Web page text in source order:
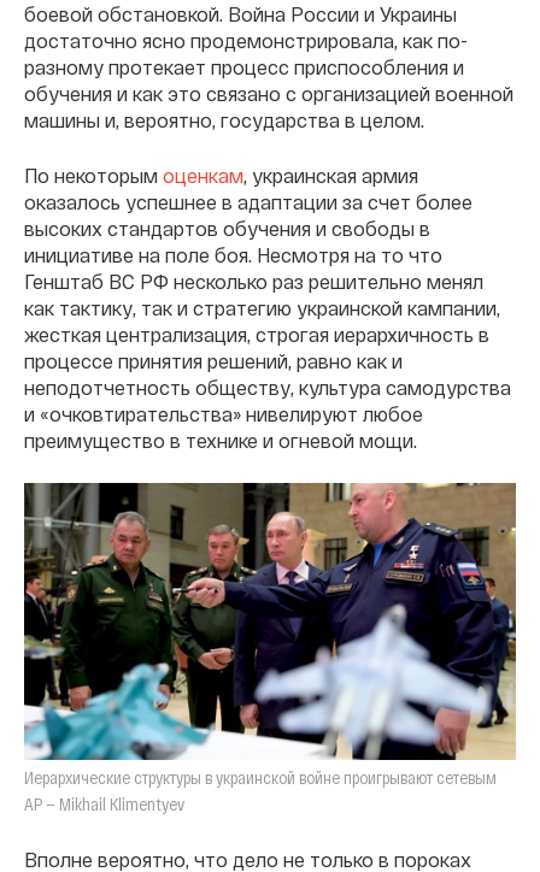
боевой обстановкой. Война России и Украины
достаточно ясно продемонстрировала, как по-
разному протекает процесс приспособления и
обучения и как это связано с организацией военной
машины и, вероятно, государства в целом.
По некоторым оценкам, украинская армия
оказалось успешнее в адаптации за счет более
высоких стандартов обучения и свободы в
инициативе на поле боя. Несмотря на то что
Генштаб ВС РФ несколько раз решительно менял
как тактику, так и стратегию украинской кампании,
жесткая централизация, строгая иерархичность в
процессе принятия решений, равно как и
неподотчетность обществу, культура самодурства
и «очковтирательства» нивелируют любое
преимущество в технике и огневой мощи.
Иерархические структуры в украинской войне проигрывают сетевым
AP — Mikhail Klimentyev
Вполне вероятно, что дело не только в пороках